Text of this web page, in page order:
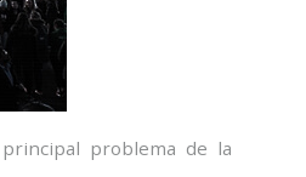
problema de la